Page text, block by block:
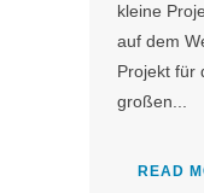
kleine
auf dem
Projekt für
großen...
READ